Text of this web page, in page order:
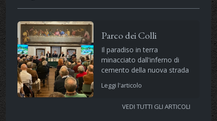
Parco dei Colli
Il paradiso in terra
minacciato dall'inferno di
cemento della nuova strada
Leggi l'articolo
VEDI TUTTI GLI ARTICOLI